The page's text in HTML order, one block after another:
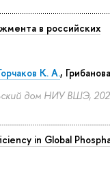
в российских
К. А.,
дом НИУ ВШЭ,
in Global